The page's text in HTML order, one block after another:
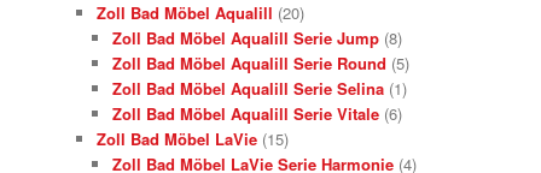
Zoll Bad Möbel Aqualill (20)
Zoll Bad Möbel Aqualill Serie Jump (8)
Zoll Bad Möbel Aqualill Serie Round (5)
Zoll Bad Möbel Aqualill Serie Selina (1)
Zoll Bad Möbel Aqualill Serie Vitale (6)
Zoll Bad Möbel LaVie (15)
Zoll Bad Möbel LaVie Serie Harmonie (4)